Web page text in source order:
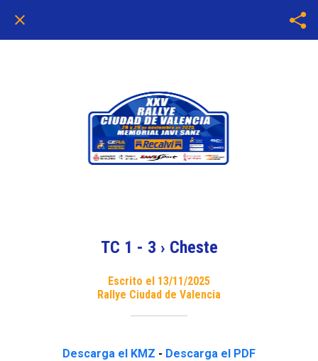
TC 1 - 3 › Cheste
Escrito el 13/11/2025
Rallye Ciudad de Valencia
Descarga el KMZ - Descarga el PDF